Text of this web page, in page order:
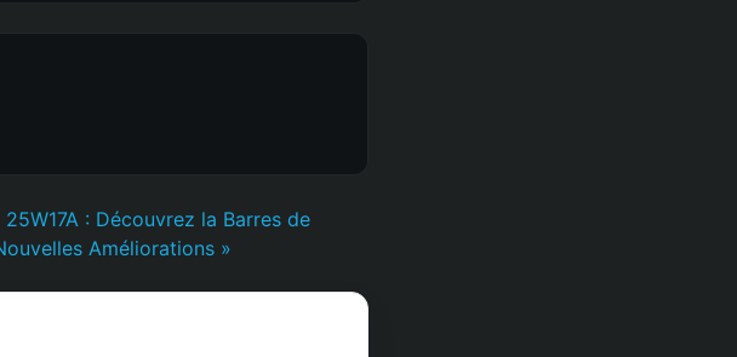
: Découvrez la Barres de
Améliorations »